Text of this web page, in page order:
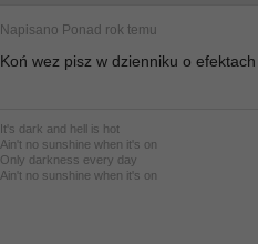
Napisano Ponad rok temu
Koń wez pisz w dzienniku o
It's dark and hell is hot
Ain't no sunshine when it's on
Only darkness every day
Ain't no sunshine when it's on